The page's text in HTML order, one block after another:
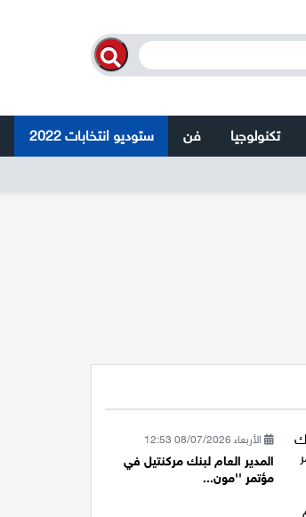
تكنولوجيا فن ستوديو انتخابات 2022
الأربعاء 08/07/2026 12:53
المدير العام لبنك مركنتيل في
مؤتمر ''مون...